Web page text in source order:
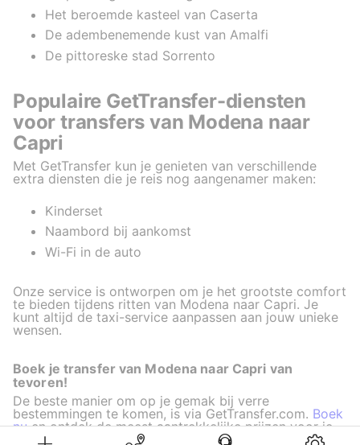
Het beroemde kasteel van Caserta
De adembenemende kust van Amalfi
De pittoreske stad Sorrento
Populaire GetTransfer-diensten
voor transfers van Modena naar
Capri
Met GetTransfer kun je genieten van verschillende
extra diensten die je reis nog aangenamer maken:
Kinderset
Naambord bij aankomst
Wi-Fi in de auto
Onze service is ontworpen om je het grootste comfort
te bieden tijdens ritten van Modena naar Capri. Je
kunt altijd de taxi-service aanpassen aan jouw unieke
wensen.
Boek je transfer van Modena naar Capri van
tevoren!
De beste manier om op je gemak bij verre
bestemmingen te komen, is via GetTransfer.com. Boek
nuen ontdek de meest aantrekkelijke prijzen voor je